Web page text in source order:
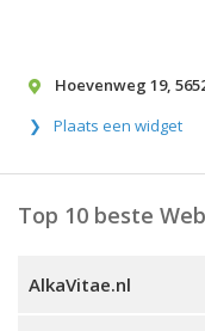
Hoevenweg 19,
Plaats een widget
Top 10 beste
AlkaVitae.nl